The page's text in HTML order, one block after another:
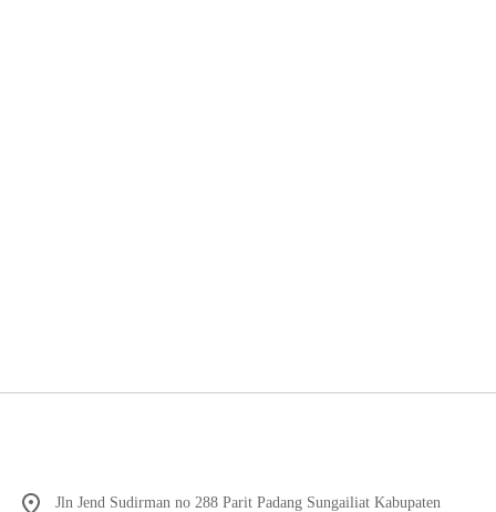
Jln Jend Sudirman no 288 Parit Padang Sungailiat Kabupaten